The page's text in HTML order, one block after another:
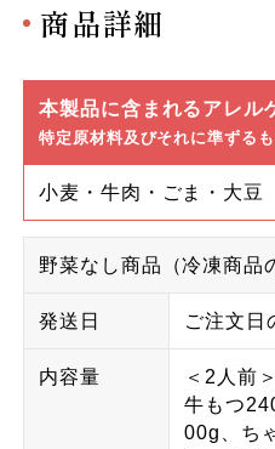
商品詳細
本製品に含まれるアレル
特定原材料及びそれに準ずる
小麦・牛肉・ごま・大豆
野菜なし商品（冷凍商品
発送日 ご注文日
内容量
＜2人前＞
牛もつ
00g、ち